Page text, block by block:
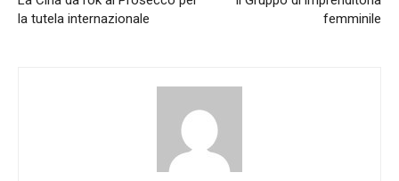
la tutela internazionale
femminile